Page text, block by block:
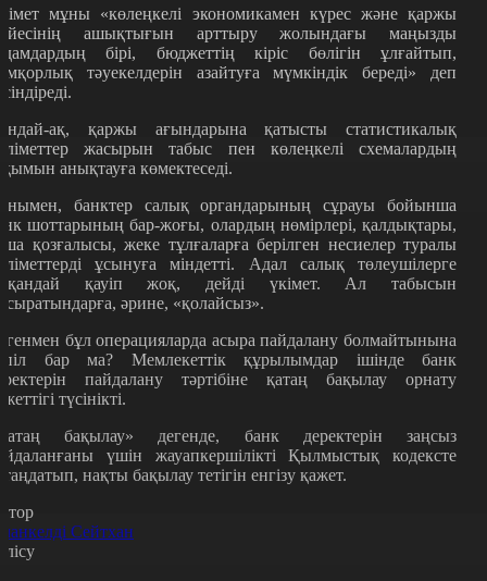
мұны «көлеңкелі экономикамен күрес және қаржы
ашықтығын арттыру жолындағы маңызды
бірі, бюджеттің кіріс бөлігін ұлғайтып,
тәуекелдерін азайтуға мүмкіндік береді» деп
ақ, қаржы ағындарына қатысты статистикалық
жасырын табыс пен көлеңкелі схемалардың
анықтауға көмектеседі.
банктер салық органдарының сұрауы бойынша
шоттарының бар-жоғы, олардың нөмірлері, қалдықтары,
қозғалысы, жеке тұлғаларға берілген несиелер туралы
ұсынуға міндетті. Адал салық төлеушілерге
қауіп жоқ, дейді үкімет. Ал табысын
әрине, «қолайсыз».
бұл операцияларда асыра пайдалану болмайтынына
бар ма? Мемлекеттік құрылымдар ішінде банк
пайдалану тәртібіне қатаң бақылау орнату
түсінікті.
бақылау» дегенде, банк деректерін заңсыз
үшін жауапкершілікті Қылмыстық кодексте
нақты бақылау тетігін енгізу қажет.
Сейтхан